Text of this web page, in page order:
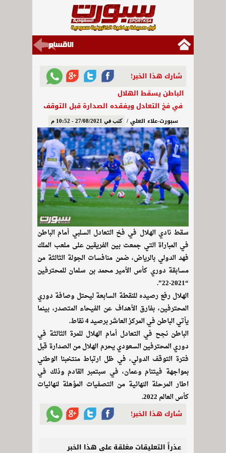
شارك هذا الخبر!
الباطن يسقط الهلال
في فخ التعادل ويفقده الصدارة قبل التوقف
سبورت-علاء العلي / كتب في 27/08/2021 - 10:52 م
سقط نادي الهلال في فخ التعادل السلبي أمام الباطن
في المباراة التي جمعت بين الفريقين على ملعب الملك
فهد الدولي بالرياض، ضمن منافسات الجولة الثالثة من
مسابقة دوري كأس الأمير محمد بن سلمان للمحترفين
“2021-22”.
الهلال رفع رصيده للنقطة السابعة ليحتل وصافة دوري
المحترفين، بفارق الأهداف عن الفيحاء المتصدر، بينما
يأتي الباطن في المركز العاشر برصيد 4 نقاط.
الباطن نجح في التعادل أمام الهلال للمرة الثالثة في
دوري المحترفين السعودي يحرم الهلال من الصدارة قبل
فترة التوقف الدولي، في ظل ارتباط منتخبنا الوطني
بمواجهة فيتنام وعمان، في سبتمبر القادم وذلك في
اطار المرحلة النهائية من التصفيات المؤهلة لنهائيات
كأس العالم 2022.
شارك هذا الخبر!
عذراً التعليقات مغلقة على هذا الخبر